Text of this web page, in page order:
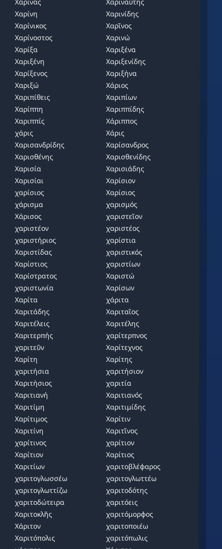
Χαρίνη
Χαρινίδης
Χαρίνικος
Χαρῖνος
Χαρίνοστος
Χαρινώ
Χαρίξα
Χαριξένα
Χαριξένη
Χαριξενίδης
Χαρίξενος
Χαριξήνα
Χαριξώ
Χάριος
Χαριπίθεις
Χαριπίων
Χαρίππη
Χαριππίδης
Χαριππίς
Χάριππος
χάρις
Χάρις
Χαρισανδρίδης
Χαρίσανδρος
Χαρισθένης
Χαρισθενίδης
Χαρισία
Χαρισιάδης
Χαρισίαι
Χαρίσιον
χαρίσιος
Χαρίσιος
χάρισμα
χαρισμός
Χάρισος
χαριστεῖον
χαριστέον
χαριστέος
χαριστήριος
χαρίστια
Χαριστίδας
χαριστικός
Χαρίστιος
χαριστίων
Χαρίστρατος
Χαριστώ
χαριστωνία
Χαρίσων
Χαρίτα
χάριτα
Χαριτάδης
Χαριταῖος
Χαριτέλεις
Χαριτέλης
Χαριτερπής
χαρίτερπνος
χαριτεῦν
Χαρίτεχνος
Χαρίτη
Χαρίτης
χαριτήσια
χαριτήσιον
Χαριτήσιος
χαριτία
Χαριτιανή
Χαριτιανός
Χαριτίμη
Χαριτιμίδης
Χαρίτιμος
Χαρίτιν
Χαριτίνη
Χαριτῖνος
χαρίτινος
χαρίτιον
Χαρίτιον
Χαρίτιος
Χαριτίων
χαριτοβλέφαρος
χαριτογλωσσέω
χαριτογλωττέω
χαριτογλωττίζω
χαριτοδότης
χαριτοδώτειρα
χαριτόεις
Χαριτοκλῆς
χαριτόμορφος
Χάριτον
χαριτοποιέω
Χαριτόπολις
χαριτόπωλις